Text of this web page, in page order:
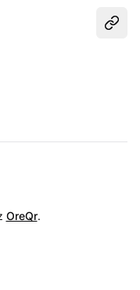
OreQr.
motyw